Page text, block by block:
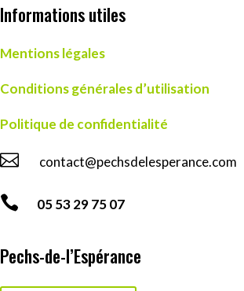
Informations utiles
Mentions légales
Conditions générales d’utilisation
Politique de confidentialité
 contact@pechsdelesperance.com
 05 53 29 75 07
Pechs-de-l’Espérance